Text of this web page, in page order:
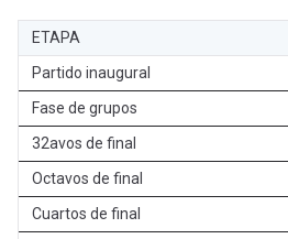
ETAPA
Partido inaugural
Fase de grupos
32avos de final
Octavos de final
Cuartos de final